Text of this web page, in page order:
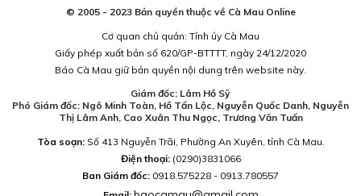
© 2005 - 2023 Bản quyền thuộc về Cà Mau Online
Cơ quan chủ quản: Tỉnh ủy Cà Mau
Giấy phép xuất bản số 620/GP-BTTTT, ngày 24/12/2020
Báo Cà Mau giữ bản quyền nội dung trên website này.
Giám đốc: Lâm Hồ Sỹ
Phó Giám đốc: Ngô Minh Toàn, Hồ Tấn Lộc, Nguyễn Quốc Danh, Nguyễn
Thị Lâm Anh, Cao Xuân Thu Ngọc, Trương Văn Tuấn
Tòa soạn:Số 413 Nguyễn Trãi, Phường An Xuyên, tỉnh Cà Mau.
Điện thoại: (0290)3831066
Ban Giám đốc: 0918.575228 - 0913.780557